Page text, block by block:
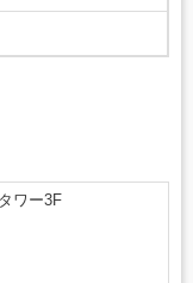
ワー3F